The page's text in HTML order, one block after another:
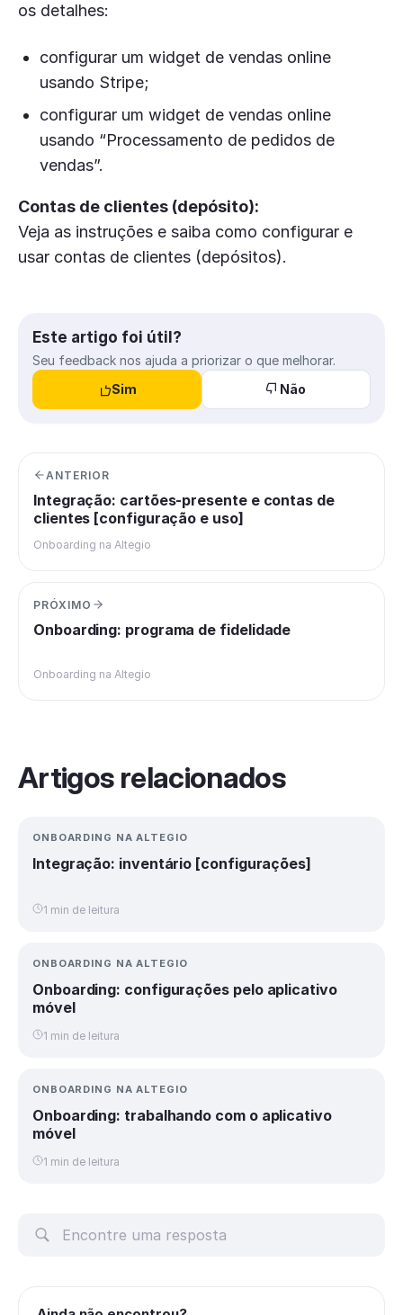
os detalhes:
configurar um widget de vendas online
usando Stripe;
configurar um widget de vendas online
usando “Processamento de pedidos de
vendas”.
Contas de clientes (depósito):
Veja as instruções e saiba como configurar e
usar contas de clientes (depósitos).
Este artigo foi útil?
Seu feedback nos ajuda a priorizar o que melhorar.
Sim
Não
ANTERIOR
Integração: cartões-presente e contas de
clientes [configuração e uso]
Onboarding na Altegio
PRÓXIMO
Onboarding: programa de fidelidade
Onboarding na Altegio
Artigos relacionados
ONBOARDING NA ALTEGIO
Integração: inventário [configurações]
1 min de leitura
ONBOARDING NA ALTEGIO
Onboarding: configurações pelo aplicativo
móvel
1 min de leitura
ONBOARDING NA ALTEGIO
Onboarding: trabalhando com o aplicativo
móvel
1 min de leitura